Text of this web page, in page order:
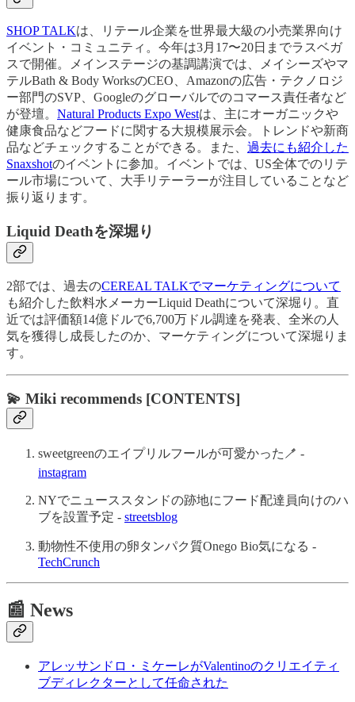
SHOP TALKは、リテール企業を世界最大級の小売業界向け
イベント・コミュニティ。今年は3月17〜20日までラスベガ
スで開催。メインステージの基調講演では、メイシーズやマ
テルBath & Body WorksのCEO、Amazonの広告・テクノロジ
ー部門のSVP、Googleのグローバルでのコマース責任者など
が登壇。 Natural Products Expo Westは、主にオーガニックや
健康食品などフードに関する大規模展示会。トレンドや新商
品などチェックすることができる。また、 過去にも紹介した
Snaxshotのイベントに参加。イベントでは、US全体でのリテ
ール市場について、大手リテーラーが注目していることなど
振り返ります。
Liquid Deathを深堀り
2部では、過去のCEREAL TALKでマーケティングについて
も紹介した飲料水メーカーLiquid Deathについて深堀り。直
近では評価額14億ドルで6,700万ドル調達を発表、全米の人
気を獲得し成長したのか、マーケティングについて深堀りま
す。
💫 Miki recommends [CONTENTS]
sweetgreenのエイプリルフールが可愛かった🪥 -
instagram
NYでニューススタンドの跡地にフード配達員向けのハ
ブを設置予定 - streetsblog
動物性不使用の卵タンパク質Onego Bio気になる -
TechCrunch
📰 News
アレッサンドロ・ミケーレがValentinoのクリエイティ
ブディレクターとして任命された